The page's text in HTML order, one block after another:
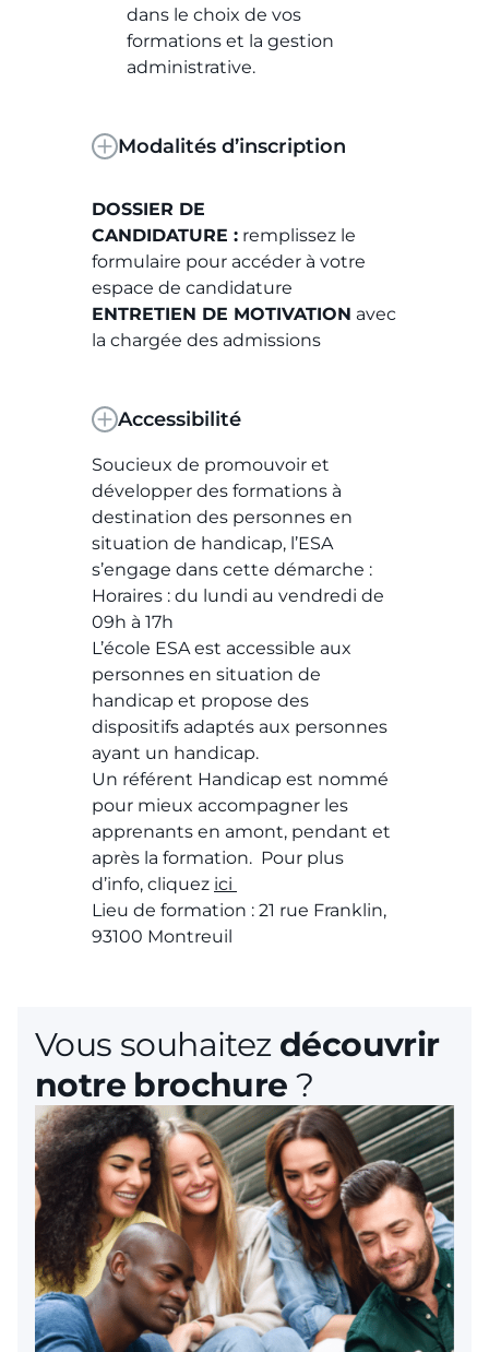
dans le choix de vos
formations et la gestion
administrative.
Modalités d’inscription
DOSSIER DE
CANDIDATURE : remplissez le
formulaire pour accéder à votre
espace de candidature
ENTRETIEN DE MOTIVATION avec
la chargée des admissions
Accessibilité
Soucieux de promouvoir et
développer des formations à
destination des personnes en
situation de handicap, l’ESA
s’engage dans cette démarche :
Horaires : du lundi au vendredi de
09h à 17h
L’école ESA est accessible aux
personnes en situation de
handicap et propose des
dispositifs adaptés aux personnes
ayant un handicap.
Un référent Handicap est nommé
pour mieux accompagner les
apprenants en amont, pendant et
après la formation. Pour plus
d’info, cliquez ici
Lieu de formation : 21 rue Franklin,
93100 Montreuil
Vous souhaitez découvrir
notre brochure ?